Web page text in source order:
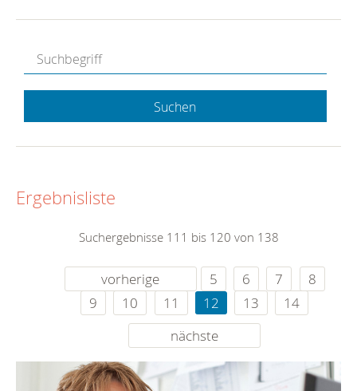
Suchen
Ergebnisliste
Suchergebnisse 111 bis 120 von 138
vorherige 5 6 7
8
9
10 11 12 13
14
nächste